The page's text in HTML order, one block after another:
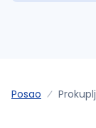
Posao